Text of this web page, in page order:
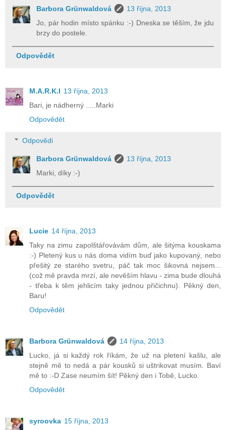
Barbora Grünwaldová
13 října, 2013
Jo, pár hodin místo spánku :-) Dneska se těším, že jdu
brzy do postele.
Odpovědět
M.A.R.K.I 13 října, 2013
Bari, je nádherný .....Marki
Odpovědět
Odpovědi
Barbora Grünwaldová
13 října, 2013
Marki, díky :-)
Odpovědět
Lucie 14 října, 2013
Taky na zimu zapolštářovávám dům, ale šitýma kouskama
:-) Pletený kus u nás doma vidím buď jako kupovaný, nebo
přešitý ze starého svetru, páč tak moc šikovná nejsem...
(což mě pravda mrzí, ale nevěším hlavu - zima bude dlouhá
- třeba k těm jehlicím taky jednou přičichnu). Pěkný den,
Baru!
Odpovědět
Barbora Grünwaldová
14 října, 2013
Lucko, já si každý rok říkám, že už na pletení kašlu, ale
stejně mě to nedá a pár kousků si uštrikovat musím. Baví
mě to :-D Zase neumím šít! Pěkný den i Tobě, Lucko.
Odpovědět
syroovka 15 října, 2013